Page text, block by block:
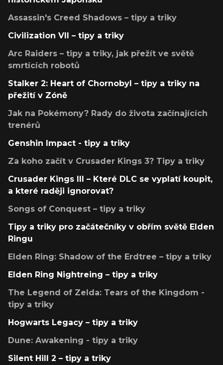
Assassin's Creed Shadows – tipy a triky
Civilization VII – tipy a triky
Arc Raiders – tipy a triky, jak přežít ve světě
smrtících robotů
Stalker 2: Heart of Chornobyl – tipy a triky na
přežití v Zóně
Jak na Pokémony? Rady do života začínajících
trenérů
Genshin Impact - tipy a triky
Za koho začít v Crusader Kings 3? Tipy a triky
Crusader Kings III – Které DLC se vyplatí koupit,
a které raději ignorovat?
Songs of Conquest – tipy a triky
Tipy a triky pro začátečníky v obřím světě Elden
Ringu
Elden Ring: Shadow of the Erdtree – tipy a triky
Elden Ring Nightreing – tipy a triky
The Legend of Zelda: Tears of the Kingdom -
tipy a triky
Hogwarts Legacy – tipy a triky
Dune: Awakening - tipy a triky
Silent Hill 2 – tipy a triky